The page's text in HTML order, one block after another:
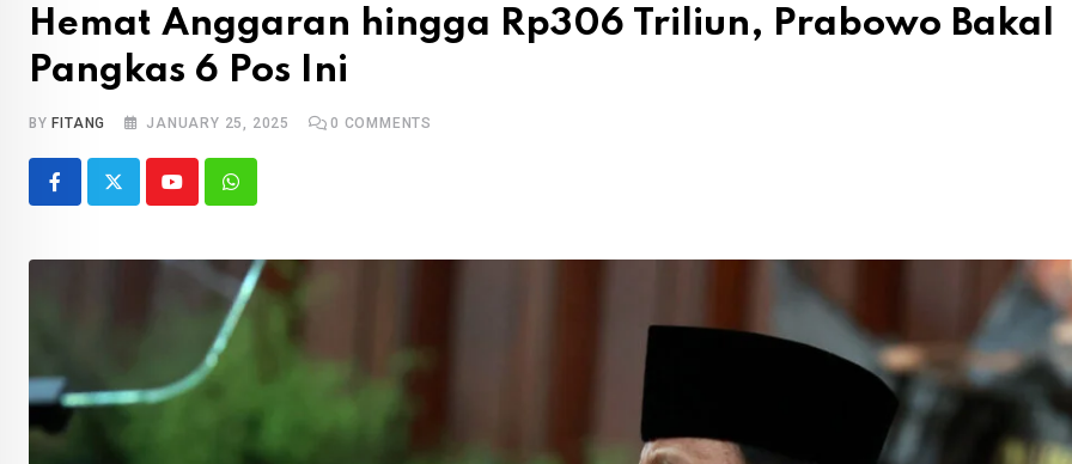
Hemat Anggaran hingga Rp306 Triliun, Prabowo Bakal
Pangkas 6 Pos Ini
BY FITANG JANUARY 25, 2025 0 COMMENTS
YoutubeWhatsapp